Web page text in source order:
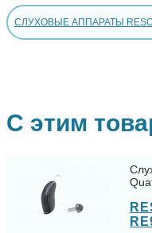
СЛУХОВЫЕ АППАРАТЫ
С этим